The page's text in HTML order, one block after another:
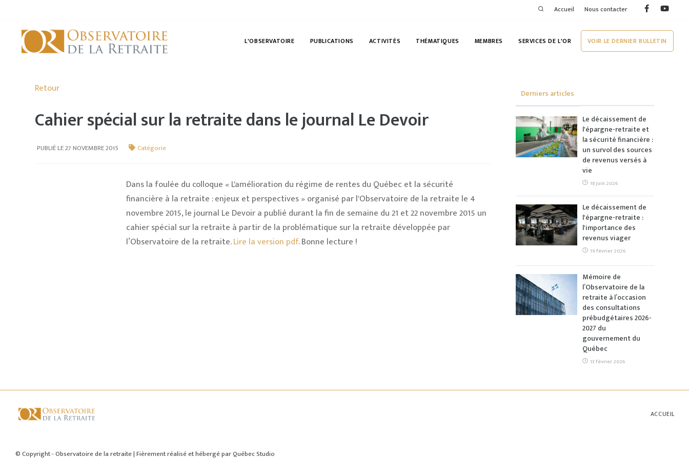
Accueil Nous contacter
L'OBSERVATOIRE PUBLICATIONS ACTIVITÉS THÉMATIQUES MEMBRES SERVICES DE L'OR VOIR LE DERNIER BULLETIN
Retour
Cahier spécial sur la retraite dans le journal Le Devoir
PUBLIÉ LE 27 NOVEMBRE 2015 Catégorie
Dans la foulée du colloque « L'amélioration du régime de rentes du Québec et la sécurité
financière à la retraite : enjeux et perspectives » organisé par l'Observatoire de la retraite le 4
novembre 2015, le journal Le Devoir a publié durant la fin de semaine du 21 et 22 novembre 2015 un
cahier spécial sur la retraite à partir de la problématique sur la retraite développée par
l’Observatoire de la retraite.Lire la version pdf. Bonne lecture !
Derniers articles
Le décaissement de
l'épargne-retraite et
la sécurité financière :
un survol des sources
de revenus versés à
vie
18 juin 2026
Le décaissement de
l'épargne-retraite :
l'importance des
revenus viager
19 février 2026
Mémoire de
l’Observatoire de la
retraite à l’occasion
des consultations
prébudgétaires 2026-
2027 du
gouvernement du
Québec
13 février 2026
ACCUEIL
© Copyright - Observatoire de la retraite | Fièrement réalisé et hébergé parQuébec Studio